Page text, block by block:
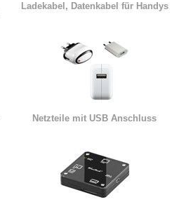
Ladekabel, Datenkabel für Handys
Netzteile mit USB Anschluss